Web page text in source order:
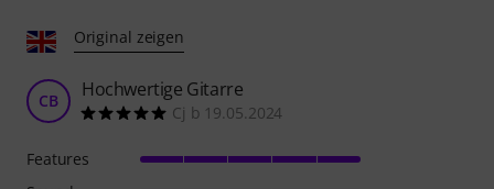
Original zeigen
CB Hochwertige Gitarre
Cj b 19.05.2024
Features